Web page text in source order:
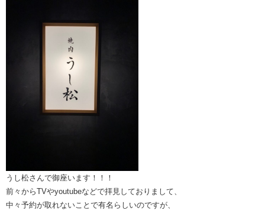
うし松さんで御座います！！！
前々からTVやyoutubeなどで拝見しておりまして、
中々予約が取れないことで有名らしいのですが、